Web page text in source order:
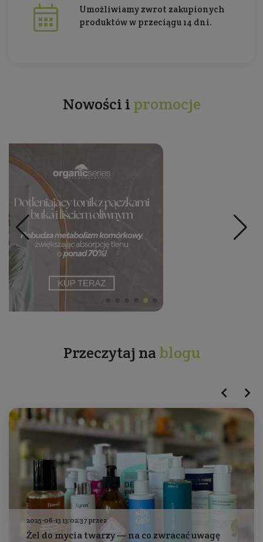
Umożliwiamy zwrot zakupionych
produktów w przeciągu 14 dni.
Nowości i promocje
Przeczytaj na blogu
2025-06-13 13:02:37 przez
Żel do mycia twarzy — na co zwracać uwagę